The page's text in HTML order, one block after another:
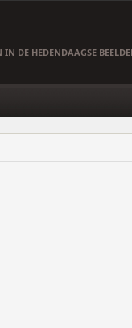
DE HEDENDAAGSE